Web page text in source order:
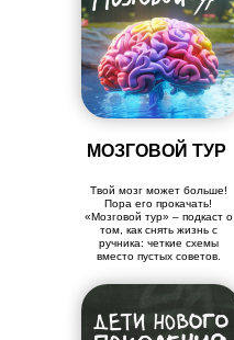
МОЗГОВОЙ ТУР
Твой мозг может больше!
Пора его прокачать!
«Мозговой тур» – подкаст о
том, как снять жизнь с
ручника: четкие схемы
вместо пустых советов.